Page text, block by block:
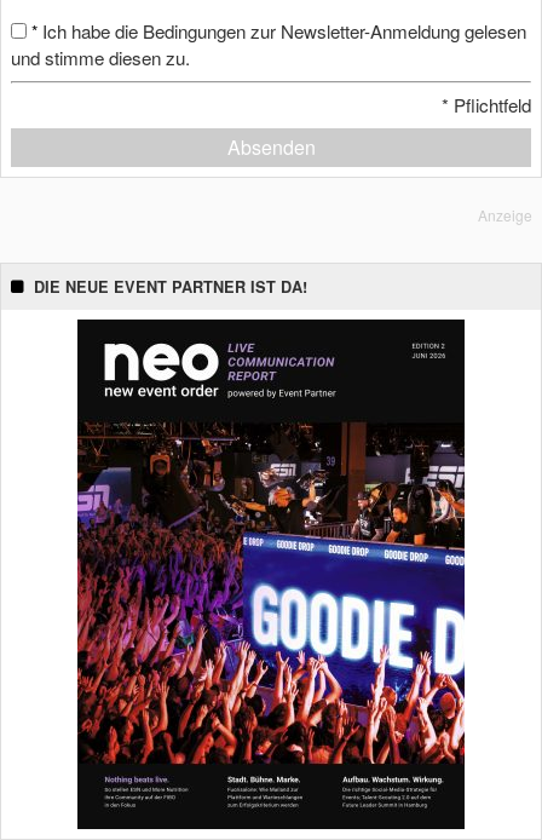
* Ich habe die Bedingungen zur Newsletter-Anmeldung gelesen
und stimme diesen zu.
* Pflichtfeld
Absenden
Anzeige
DIE NEUE EVENT PARTNER IST DA!